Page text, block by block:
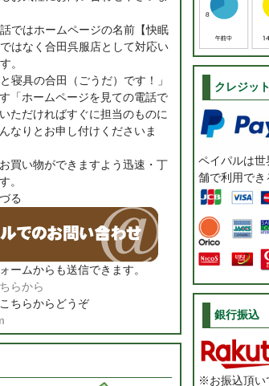
ではホームページの名前【快眠
はなく合田呉服店として対応い
。
と寝具の合田（ごうだ）です！」
「ホームページを見ての電話で
ただければすぐに担当のものに
なりとお申し付けくださいま
買い物ができますよう迅速・丁
。
る
ームからも送信できます。
らから
ちらからどうぞ
クレジッ
ペイパルは
舗で利用で
銀行振込
※お振込頂い